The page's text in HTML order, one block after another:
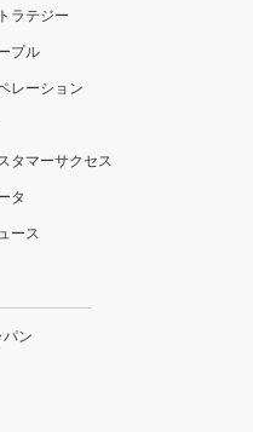
ラテジー
プル
レーション
タマーサクセス
タ
ース
ン